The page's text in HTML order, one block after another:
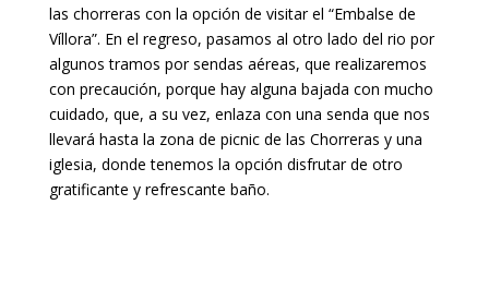
las chorreras con la opción de visitar el “Embalse de
Víllora”. En el regreso, pasamos al otro lado del rio por
algunos tramos por sendas aéreas, que realizaremos
con precaución, porque hay alguna bajada con mucho
cuidado, que, a su vez, enlaza con una senda que nos
llevará hasta la zona de picnic de las Chorreras y una
iglesia, donde tenemos la opción disfrutar de otro
gratificante y refrescante baño.